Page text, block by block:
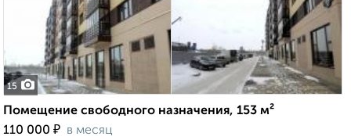
15
Помещение свободного назначения, 153 м²
110 000 ₽ в месяц